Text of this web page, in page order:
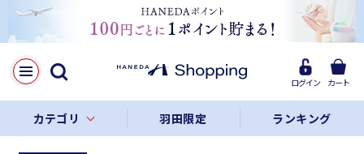
ログイン カート
カテゴリ 羽田限定 ランキング
LINE
Facebook
リンクをコピー